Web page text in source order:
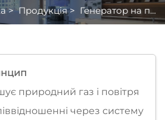
>Продукція> Генератор на природному газі
природний газ і повітря
через систему